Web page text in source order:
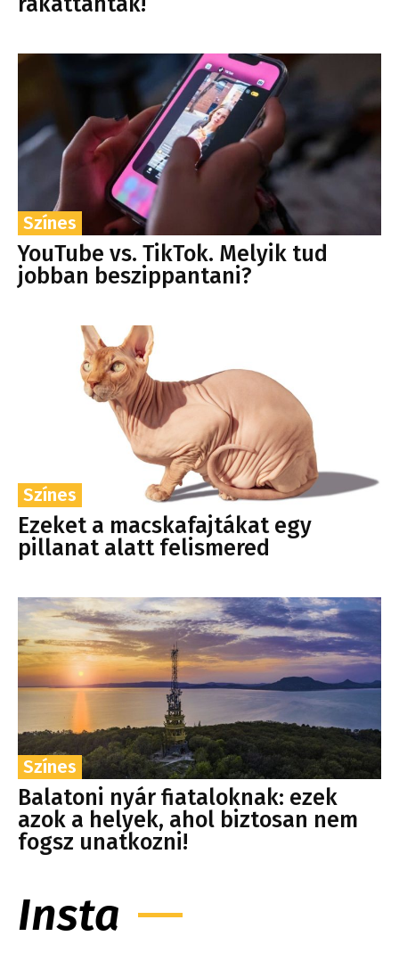
Színes
YouTube vs. TikTok. Melyik tud
jobban beszippantani?
Színes
Ezeket a macskafajtákat egy
pillanat alatt felismered
Színes
Balatoni nyár fiataloknak: ezek
azok a helyek, ahol biztosan nem
fogsz unatkozni!
Insta